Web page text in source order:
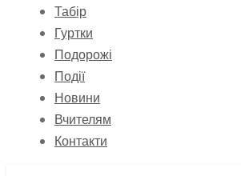
Табір
Гуртки
Подорожі
Події
Новини
Вчителям
Контакти